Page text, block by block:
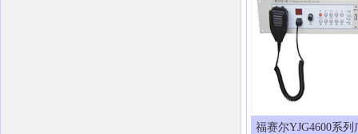
福赛尔YJG4600系